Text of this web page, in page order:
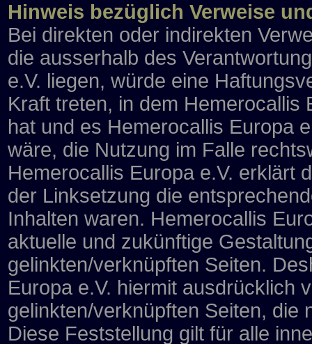
Hinweis bezüglich Verweise
Bei direkten oder indirekten
die ausserhalb des
e.V. liegen, würde eine
Kraft treten, in dem Hemerocallis
hat und es Hemerocallis Europa
wäre, die Nutzung im Falle
Hemerocallis Europa e.V. erklärt
der Linksetzung die
Inhalten waren. Hemerocallis
aktuelle und zukünftige
gelinkten/verknüpften Seiten.
Europa e.V. hiermit ausdrücklich
gelinkten/verknüpften Seiten, die
Diese Feststellung gilt für alle